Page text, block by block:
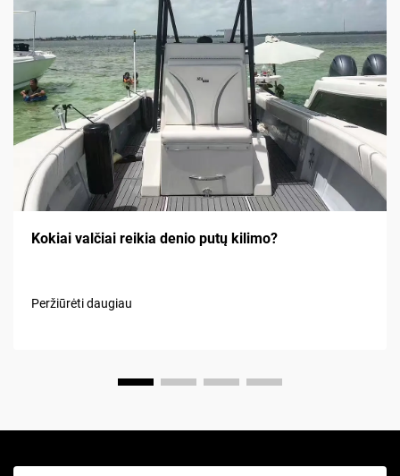
Kokiai valčiai reikia denio putų kilimo?
Peržiūrėti daugiau